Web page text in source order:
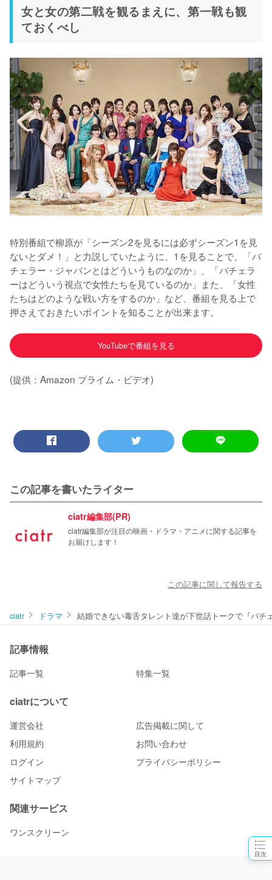
目次
女と女の第二戦を観るまえに、第一戦も観
ておくべし
特別番組で柳原が「シーズン2を見るには必ずシーズン1を見
ないとダメ！」と力説していたように、1を見ることで、「バ
チェラー・ジャパンとはどういうものなのか」、「バチェラ
ーはどういう視点で女性たちを見ているのか」また、「女性
たちはどのような戦い方をするのか」など、番組を見る上で
押さえておきたいポイントを知ることが出来ます。
YouTubeで番組を見る
(提供：Amazon プライム・ビデオ)
この記事を書いたライター
ciatr編集部(PR)
ciatr編集部が注目の映画・ドラマ・アニメに関する記事を
お届けします！
この記事に関して報告する
ciatr ドラマ 結婚できない毒舌タレント達が下世話トークで『バチ
記事情報
記事一覧 特集一覧
ciatrについて
運営会社
広告掲載に関して
利用規約
お問い合わせ
ログイン
プライバシーポリシー
サイトマップ
関連サービス
ワンスクリーン